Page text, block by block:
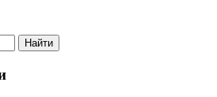
Найти